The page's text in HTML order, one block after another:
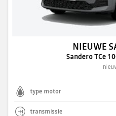
NIEUWE
Sandero TCe
type motor
transmissie